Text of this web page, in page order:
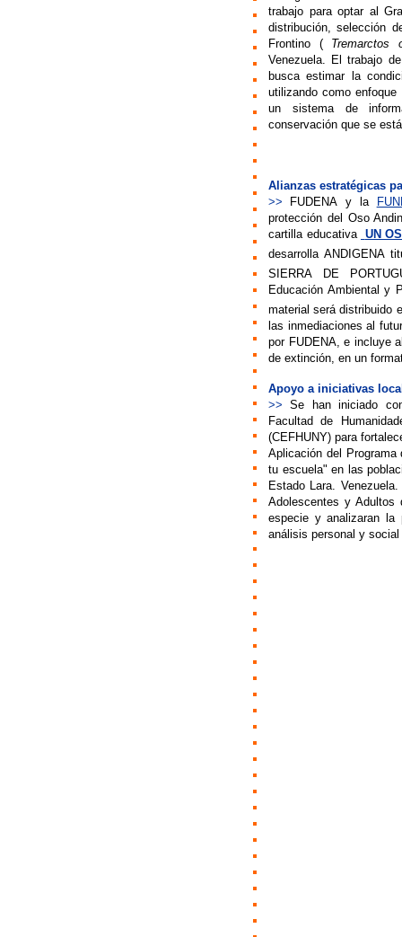
trabajo para optar al
distribución, selección
Frontino ( Tremarctos
Venezuela. El trabajo
busca estimar la
utilizando como
un sistema de
conservación que se
Alianzas estratégicas
>>
FUDENA y la
protección del Oso
cartilla educativa UN
desarrolla ANDIGENA
SIERRA DE
Educación Ambiental y
material será distribuido
las inmediaciones al
por FUDENA, e incluye
de extinción, en un
Apoyo a iniciativas
>> Se
han iniciado
Facultad de
(CEFHUNY) para
Aplicación del
tu escuela" en las
Estado Lara.
Adolescentes y Adultos
especie y analizaran la
análisis personal y